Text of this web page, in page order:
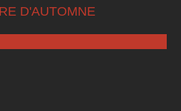
D'AUTOMNE